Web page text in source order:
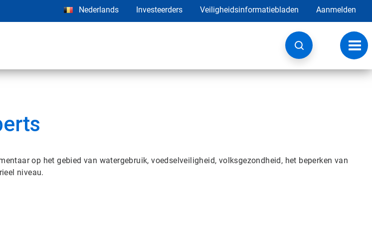
Nederlands Investeerders Veiligheidsinformatiebladen Aanmelden
op het gebied van watergebruik, voedselveiligheid, volksgezondheid, het beperken van
niveau​​​​​​​.